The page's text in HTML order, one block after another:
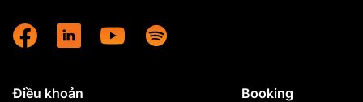
Điều khoản Booking